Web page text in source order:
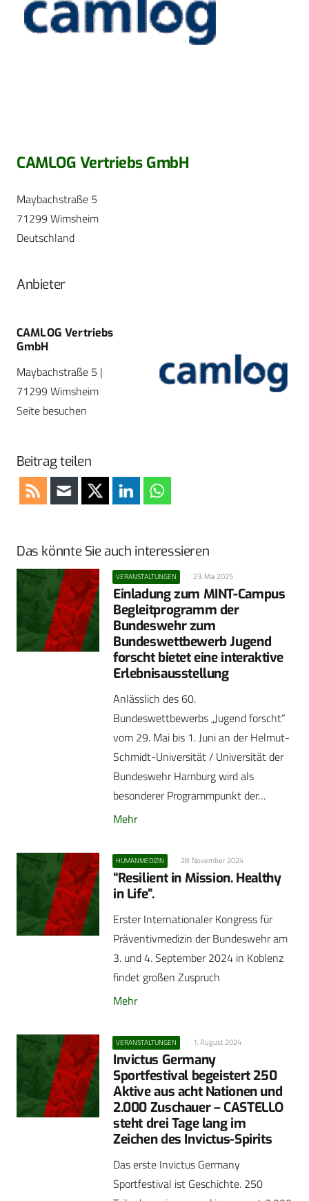
CAMLOG Vertriebs GmbH
Maybachstraße 5
71299 Wimsheim
Deutschland
Anbieter
CAMLOG Vertriebs
GmbH
Maybachstraße 5 |
71299 Wimsheim
Seite besuchen
Beitrag teilen
Das könnte Sie auch interessieren
VERANSTALTUNGEN 23. Mai 2025
Einladung zum MINT-Campus
Begleitprogramm der
Bundeswehr zum
Bundeswettbewerb Jugend
forscht bietet eine interaktive
Erlebnisausstellung
Anlässlich des 60.
Bundeswettbewerbs „Jugend forscht“
vom 29. Mai bis 1. Juni an der Helmut-
Schmidt-Universität / Universität der
Bundeswehr Hamburg wird als
besonderer Programmpunkt der…
Mehr
HUMANMEDIZIN 28. November 2024
“Resilient in Mission. Healthy
in Life”.
Erster Internationaler Kongress für
Präventivmedizin der Bundeswehr am
3. und 4. September 2024 in Koblenz
findet großen Zuspruch
Mehr
VERANSTALTUNGEN 1. August 2024
Invictus Germany
Sportfestival begeistert 250
Aktive aus acht Nationen und
2.000 Zuschauer – CASTELLO
steht drei Tage lang im
Zeichen des Invictus-Spirits
Das erste Invictus Germany
Sportfestival ist Geschichte. 250